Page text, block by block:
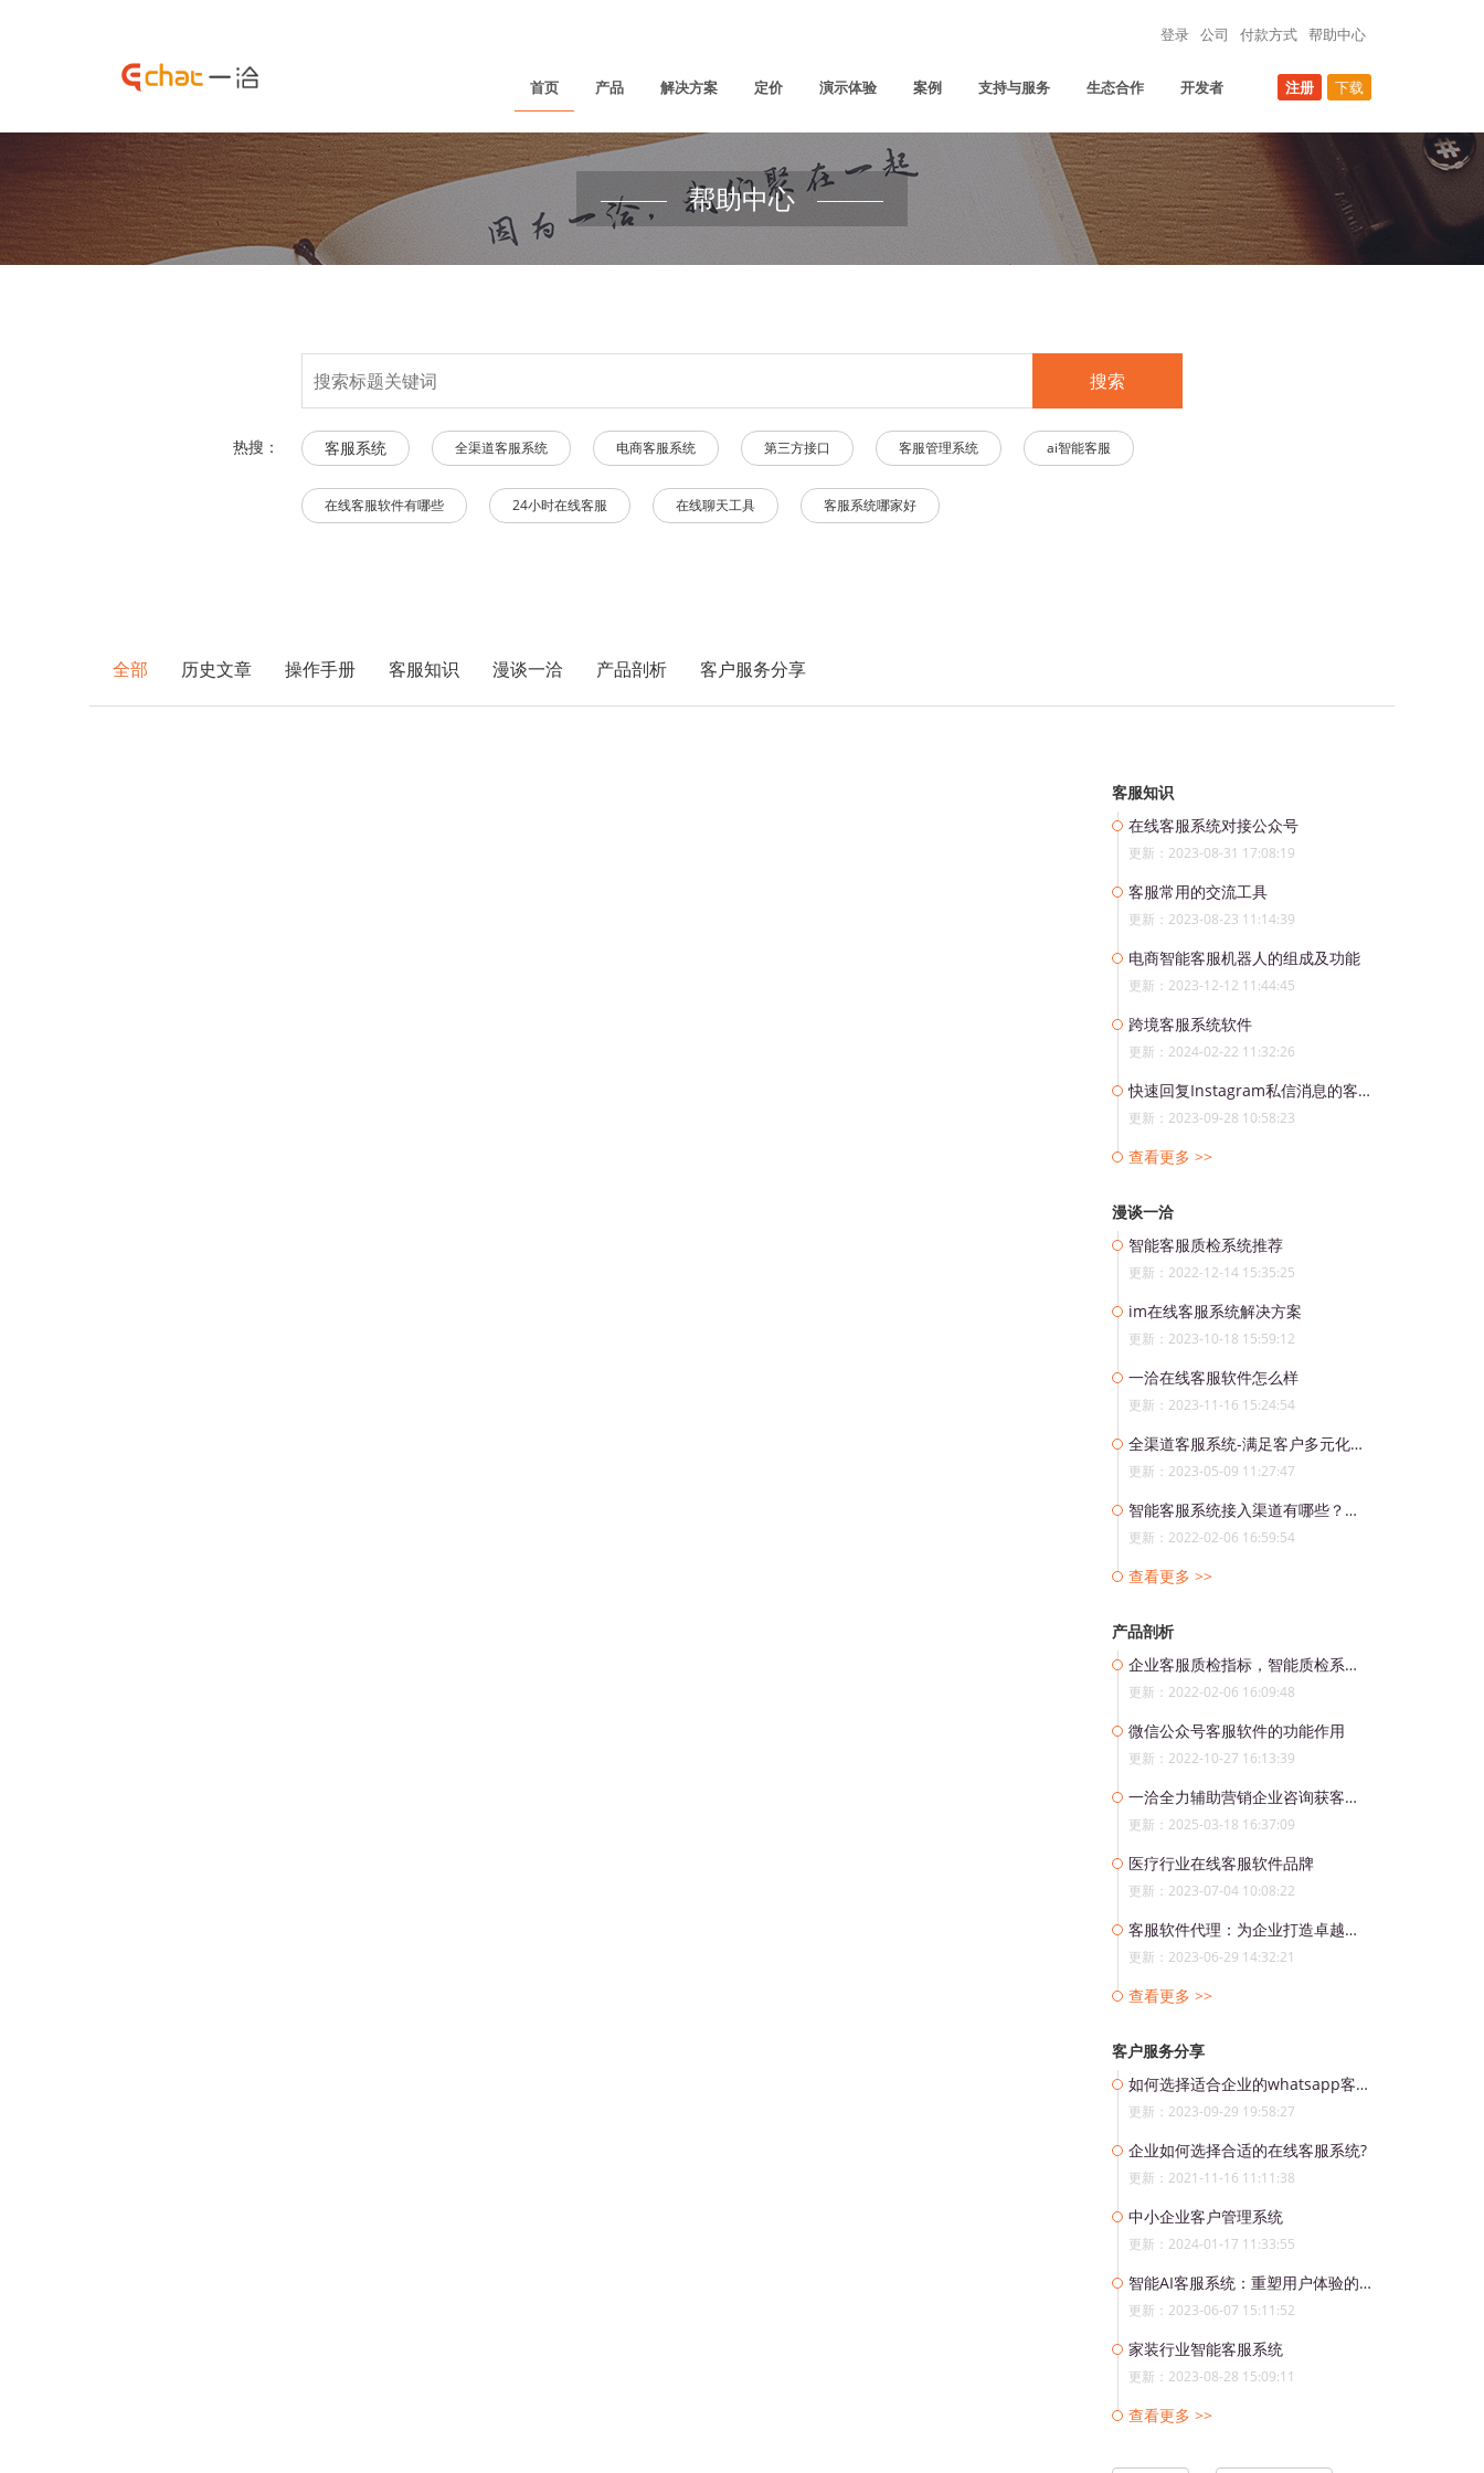
登录 公司 付款方式 帮助中心
首页 产品 解决方案 定价 演示体验 案例 支持与服务 生态合作 开发者 注册 下载
帮助中心
搜索
热搜： 客服系统 全渠道客服系统 电商客服系统 第三方接口 客服管理系统 ai智能客服
在线客服软件有哪些 24小时在线客服 在线聊天工具 客服系统哪家好
全部 历史文章 操作手册 客服知识 漫谈一洽 产品剖析 客户服务分享
客服知识
在线客服系统对接公众号
更新：2023-08-31 17:08:19
客服常用的交流工具
更新：2023-08-23 11:14:39
电商智能客服机器人的组成及功能
更新：2023-12-12 11:44:45
跨境客服系统软件
更新：2024-02-22 11:32:26
快速回复Instagram私信消息的客服系统解决方案
更新：2023-09-28 10:58:23
查看更多 >>
漫谈一洽
智能客服质检系统推荐
更新：2022-12-14 15:35:25
im在线客服系统解决方案
更新：2023-10-18 15:59:12
一洽在线客服软件怎么样
更新：2023-11-16 15:24:54
全渠道客服系统-满足客户多元化需求的最佳选择
更新：2023-05-09 11:27:47
智能客服系统接入渠道有哪些？使用智能客服机器人的好处。
更新：2022-02-06 16:59:54
查看更多 >>
产品剖析
企业客服质检指标，智能质检系统步骤
更新：2022-02-06 16:09:48
微信公众号客服软件的功能作用
更新：2022-10-27 16:13:39
一洽全力辅助营销企业咨询获客解决方案
更新：2025-03-18 16:37:09
医疗行业在线客服软件品牌
更新：2023-07-04 10:08:22
客服软件代理：为企业打造卓越客户服务的利器
更新：2023-06-29 14:32:21
查看更多 >>
客户服务分享
如何选择适合企业的whatsapp客服系统?
更新：2023-09-29 19:58:27
企业如何选择合适的在线客服系统?
更新：2021-11-16 11:11:38
中小企业客户管理系统
更新：2024-01-17 11:33:55
智能AI客服系统：重塑用户体验的基石
更新：2023-06-07 15:11:52
家装行业智能客服系统
更新：2023-08-28 15:09:11
查看更多 >>